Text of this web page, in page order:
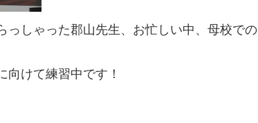
っしゃった郡山先生、お忙しい中、母校での
けて練習中です！